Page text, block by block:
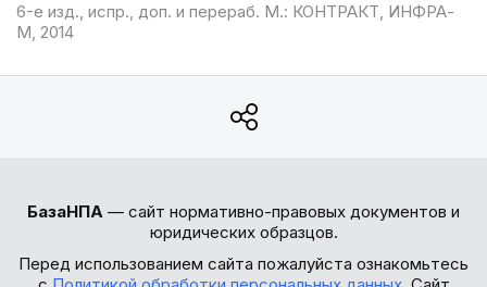
6-е изд., испр., доп. и перераб. М.: КОНТРАКТ, ИНФРА-
М, 2014
БазаНПА — сайт нормативно-правовых документов и
юридических образцов.
Перед использованием сайта пожалуйста ознакомьтесь